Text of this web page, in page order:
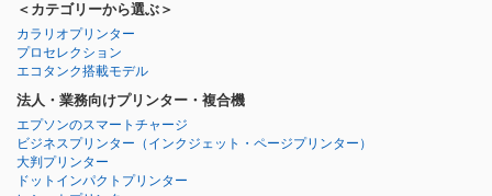
＜カテゴリーから選ぶ＞
カラリオプリンター
プロセレクション
エコタンク搭載モデル
法人・業務向けプリンター・複合機
エプソンのスマートチャージ
ビジネスプリンター （インクジェット・ページプリンター）
大判プリンター
ドットインパクトプリンター